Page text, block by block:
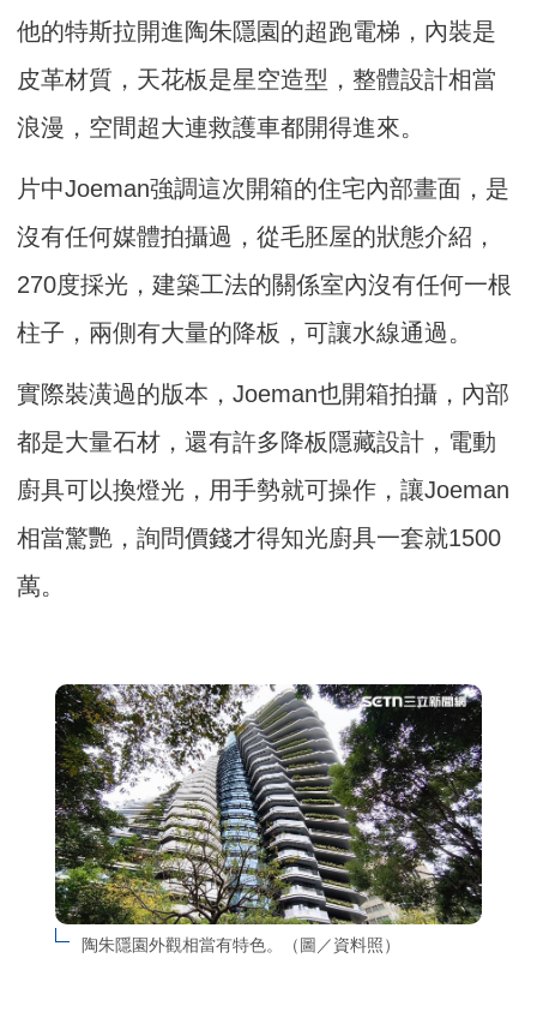
他的特斯拉開進陶朱隱園的超跑電梯，內裝是
皮革材質，天花板是星空造型，整體設計相當
浪漫，空間超大連救護車都開得進來。
片中Joeman強調這次開箱的住宅內部畫面，是
沒有任何媒體拍攝過，從毛胚屋的狀態介紹，
270度採光，建築工法的關係室內沒有任何一根
柱子，兩側有大量的降板，可讓水線通過。
實際裝潢過的版本，Joeman也開箱拍攝，內部
都是大量石材，還有許多降板隱藏設計，電動
廚具可以換燈光，用手勢就可操作，讓Joeman
相當驚艷，詢問價錢才得知光廚具一套就1500
萬。
陶朱隱園外觀相當有特色。（圖／資料照）